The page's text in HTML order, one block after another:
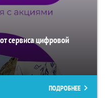
сервиса цифровой
ПОДРОБНЕЕ